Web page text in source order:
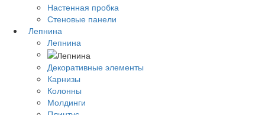
Настенная пробка
Стеновые панели
Лепнина
Лепнина
Декоративные элементы
Карнизы
Колонны
Молдинги